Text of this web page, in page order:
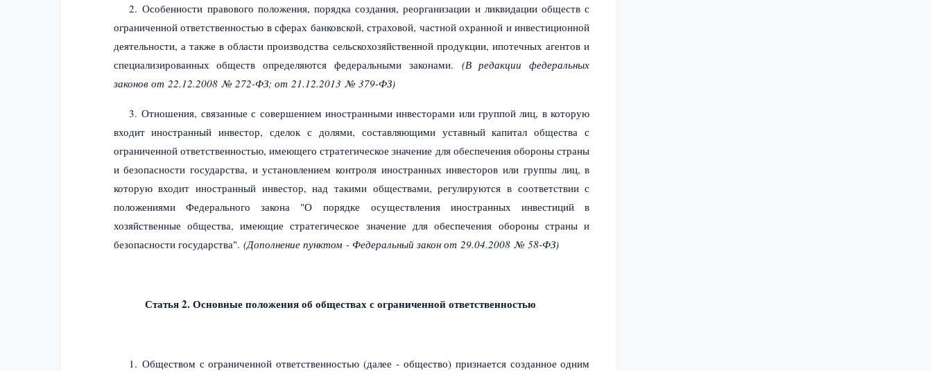
2. Особенности правового положения, порядка создания, реорганизации и ликвидации обществ с
ограниченной ответственностью в сферах банковской, страховой, частной охранной и инвестиционной
деятельности, а также в области производства сельскохозяйственной продукции, ипотечных агентов и
специализированных обществ определяются федеральными законами. (В редакции федеральных
законов от 22.12.2008 № 272-ФЗ; от 21.12.2013 № 379-ФЗ)
3. Отношения, связанные с совершением иностранными инвесторами или группой лиц, в которую
входит иностранный инвестор, сделок с долями, составляющими уставный капитал общества с
ограниченной ответственностью, имеющего стратегическое значение для обеспечения обороны страны
и безопасности государства, и установлением контроля иностранных инвесторов или группы лиц, в
которую входит иностранный инвестор, над такими обществами, регулируются в соответствии с
положениями Федерального закона "О порядке осуществления иностранных инвестиций в
хозяйственные общества, имеющие стратегическое значение для обеспечения обороны страны и
безопасности государства". (Дополнение пунктом - Федеральный закон от 29.04.2008 № 58-ФЗ)
Статья 2. Основные положения об обществах с ограниченной ответственностью
1. Обществом с ограниченной ответственностью (далее - общество) признается созданное одним